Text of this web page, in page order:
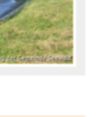
der Gemeinde Seewald